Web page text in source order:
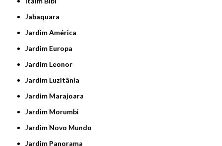
Jabaquara
Jardim América
Jardim Europa
Jardim Leonor
Jardim Luzitânia
Jardim Marajoara
Jardim Morumbi
Jardim Novo Mundo
Jardim Panorama